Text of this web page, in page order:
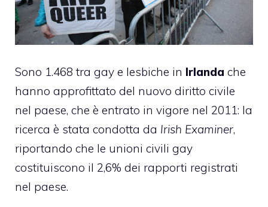
Sono 1.468 tra gay e lesbiche in Irlanda che
hanno approfittato del nuovo diritto civile
nel paese, che è entrato in vigore nel 2011: la
ricerca è stata condotta da Irish Examiner,
riportando che le unioni civili gay
costituiscono il 2,6% dei rapporti registrati
nel paese.